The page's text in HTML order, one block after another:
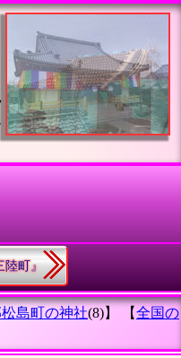
陸町』
島町の神社(8)】 【全国の